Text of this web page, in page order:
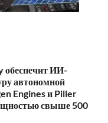
обеспечит ИИ-
автономной
Engines и Piller
свыше 500